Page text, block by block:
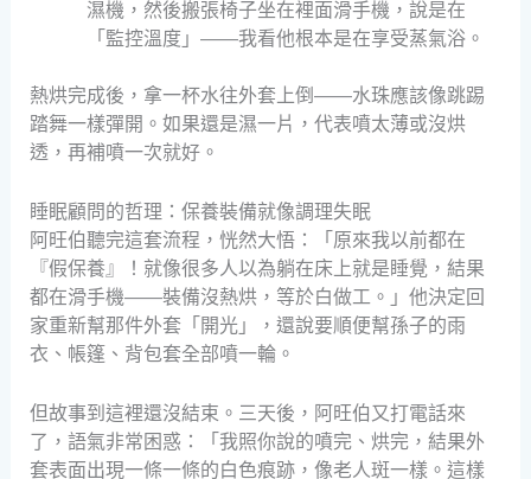
濕機，然後搬張椅子坐在裡面滑手機，說是在
「監控溫度」——我看他根本是在享受蒸氣浴。
熱烘完成後，拿一杯水往外套上倒——水珠應該像跳踢
踏舞一樣彈開。如果還是濕一片，代表噴太薄或沒烘
透，再補噴一次就好。
睡眠顧問的哲理：保養裝備就像調理失眠
阿旺伯聽完這套流程，恍然大悟：「原來我以前都在
『假保養』！就像很多人以為躺在床上就是睡覺，結果
都在滑手機——裝備沒熱烘，等於白做工。」他決定回
家重新幫那件外套「開光」，還說要順便幫孫子的雨
衣、帳篷、背包套全部噴一輪。
但故事到這裡還沒結束。三天後，阿旺伯又打電話來
了，語氣非常困惑：「我照你說的噴完、烘完，結果外
套表面出現一條一條的白色痕跡，像老人斑一樣。這樣